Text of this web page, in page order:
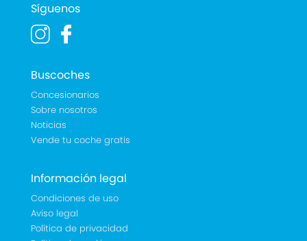
Síguenos
Buscoches
Concesionarios
Sobre nosotros
Noticias
Vende tu coche gratis
Información legal
Condiciones de uso
Aviso legal
Política de privacidad